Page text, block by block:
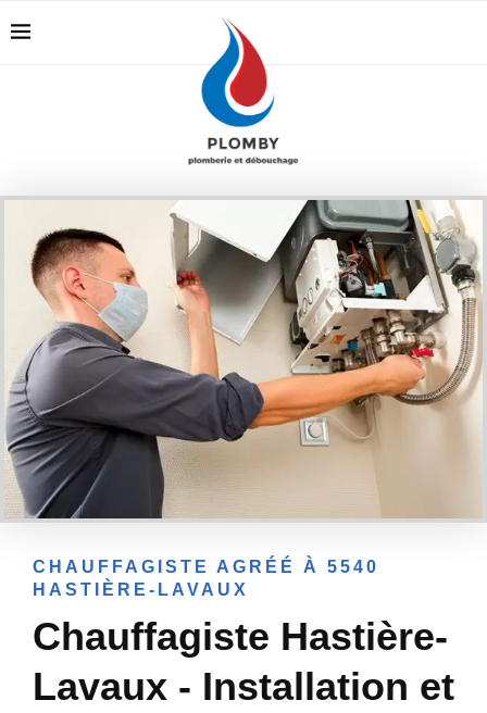
CHAUFFAGISTE AGRÉÉ À 5540
HASTIÈRE-LAVAUX
Chauffagiste Hastière-
Lavaux - Installation et